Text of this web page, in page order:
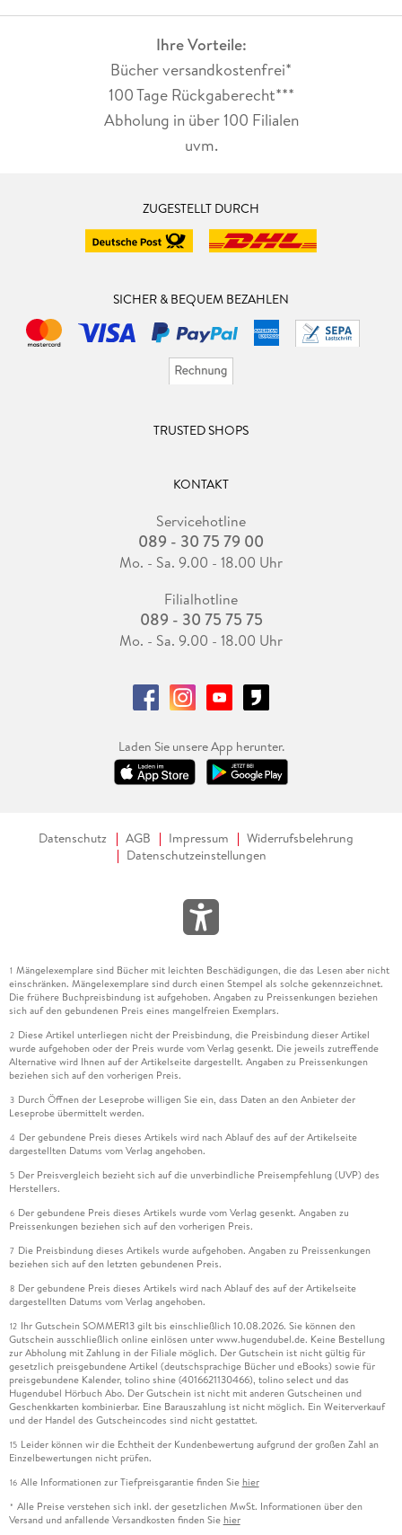
Ihre Vorteile:
Bücher versandkostenfrei*
100 Tage Rückgaberecht***
Abholung in über 100 Filialen
uvm.
ZUGESTELLT DURCH
SICHER & BEQUEM BEZAHLEN
TRUSTED SHOPS
KONTAKT
Servicehotline
089 - 30 75 79 00
Mo. - Sa. 9.00 - 18.00 Uhr
Filialhotline
089 - 30 75 75 75
Mo. - Sa. 9.00 - 18.00 Uhr
Laden Sie unsere App herunter.
Datenschutz AGB Impressum
Widerrufsbelehrung
Datenschutzeinstellungen
1 Mängelexemplare sind Bücher mit leichten Beschädigungen, die das Lesen aber nicht
einschränken. Mängelexemplare sind durch einen Stempel als solche gekennzeichnet.
Die frühere Buchpreisbindung ist aufgehoben. Angaben zu Preissenkungen beziehen
sich auf den gebundenen Preis eines mangelfreien Exemplars.
2 Diese Artikel unterliegen nicht der Preisbindung, die Preisbindung dieser Artikel
wurde aufgehoben oder der Preis wurde vom Verlag gesenkt. Die jeweils zutreffende
Alternative wird Ihnen auf der Artikelseite dargestellt. Angaben zu Preissenkungen
beziehen sich auf den vorherigen Preis.
3 Durch Öffnen der Leseprobe willigen Sie ein, dass Daten an den Anbieter der
Leseprobe übermittelt werden.
4 Der gebundene Preis dieses Artikels wird nach Ablauf des auf der Artikelseite
dargestellten Datums vom Verlag angehoben.
5 Der Preisvergleich bezieht sich auf die unverbindliche Preisempfehlung (UVP) des
Herstellers.
6 Der gebundene Preis dieses Artikels wurde vom Verlag gesenkt. Angaben zu
Preissenkungen beziehen sich auf den vorherigen Preis.
7 Die Preisbindung dieses Artikels wurde aufgehoben. Angaben zu Preissenkungen
beziehen sich auf den letzten gebundenen Preis.
8 Der gebundene Preis dieses Artikels wird nach Ablauf des auf der Artikelseite
dargestellten Datums vom Verlag angehoben.
12 Ihr Gutschein SOMMER13 gilt bis einschließlich 10.08.2026. Sie können den
Gutschein ausschließlich online einlösen unter www.hugendubel.de. Keine Bestellung
zur Abholung mit Zahlung in der Filiale möglich. Der Gutschein ist nicht gültig für
gesetzlich preisgebundene Artikel (deutschsprachige Bücher und eBooks) sowie für
preisgebundene Kalender, tolino shine (4016621130466), tolino select und das
Hugendubel Hörbuch Abo. Der Gutschein ist nicht mit anderen Gutscheinen und
Geschenkkarten kombinierbar. Eine Barauszahlung ist nicht möglich. Ein Weiterverkauf
und der Handel des Gutscheincodes sind nicht gestattet.
15 Leider können wir die Echtheit der Kundenbewertung aufgrund der großen Zahl an
Einzelbewertungen nicht prüfen.
16 Alle Informationen zur Tiefpreisgarantie finden Sie hier
* Alle Preise verstehen sich inkl. der gesetzlichen MwSt. Informationen über den
Versand und anfallende Versandkosten finden Sie hier